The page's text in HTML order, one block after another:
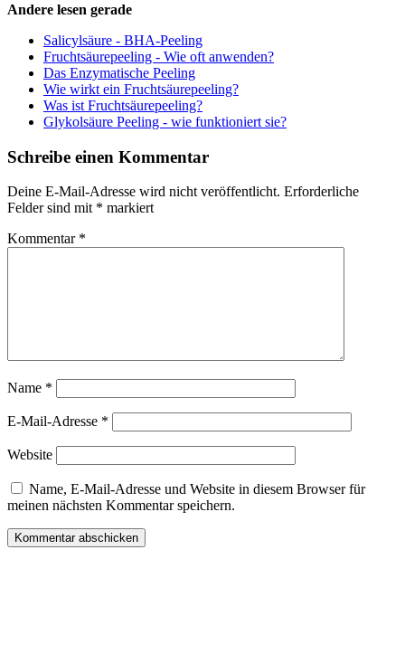
Andere lesen gerade
Salicylsäure - BHA-Peeling
Fruchtsäurepeeling - Wie oft anwenden?
Das Enzymatische Peeling
Wie wirkt ein Fruchtsäurepeeling?
Was ist Fruchtsäurepeeling?
Glykolsäure Peeling - wie funktioniert sie?
Schreibe einen Kommentar
Deine E-Mail-Adresse wird nicht veröffentlicht. Erforderliche
Felder sind mit * markiert
Kommentar *
Name *
E-Mail-Adresse *
Website
Name, E-Mail-Adresse und Website in diesem Browser für
meinen nächsten Kommentar speichern.